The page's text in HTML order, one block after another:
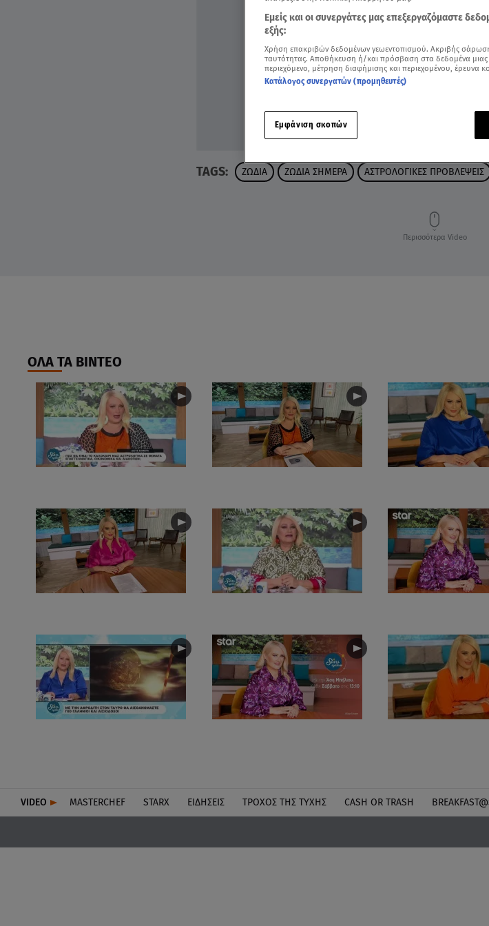
TAGS: ΖΩΔΙΑ ΖΩΔΙΑ ΣΗΜΕΡΑ ΑΣΤΡΟΛΟΓΙΚΕΣ ΠΡΟΒΛΕΨΕΙΣ
Περισσότερα Video
ΟΛΑ ΤΑ ΒΙΝΤΕΟ
VIDEO MASTERCHEF STARX ΕΙΔΉΣΕΙΣ ΤΡΟΧΌΣ ΤΗΣ ΤΎΧΗΣ CASH OR TRASH
Εμείς και οι συνεργάτες μας επεξεργαζόμαστε
εξής:
Χρήση επακριβών δεδομένων γεωεντοπισμού. Ακριβής
ταυτότητας. Αποθήκευση ή/και πρόσβαση στα δεδομένα μιας
περιεχόμενο, μέτρηση διαφήμισης και περιεχομένου, έρευνα
Κατάλογος συνεργατών (προμηθευτές)
Εμφάνιση σκοπών